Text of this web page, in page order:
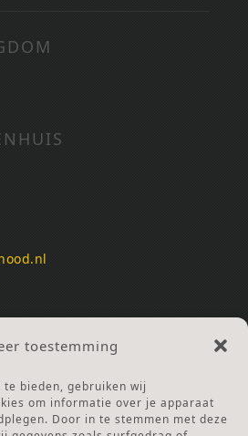
toestemming
bieden, gebruiken wij
om informatie over je apparaat
Door in te stemmen met deze